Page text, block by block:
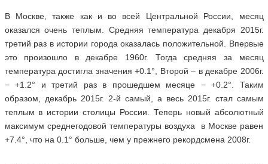
В Москве, также как и во всей Центральной России, месяц
оказался очень теплым. Средняя температура декабря 2015г.
третий раз в истории города оказалась положительной. Впервые
это произошло в декабре 1960г. Тогда средняя за месяц
температура достигла значения +0.1°, Второй – в декабре 2006г.
− +1.2° и третий раз в прошедшем месяце − +0.2°. Таким
образом, декабрь 2015г. 2-й самый, а весь 2015г. стал самым
теплым в истории столицы России. Теперь новый абсолютный
максимум среднегодовой температуры воздуха в Москве равен
+7.4°, что на 0.1° больше, чем у прежнего рекордсмена 2008г.